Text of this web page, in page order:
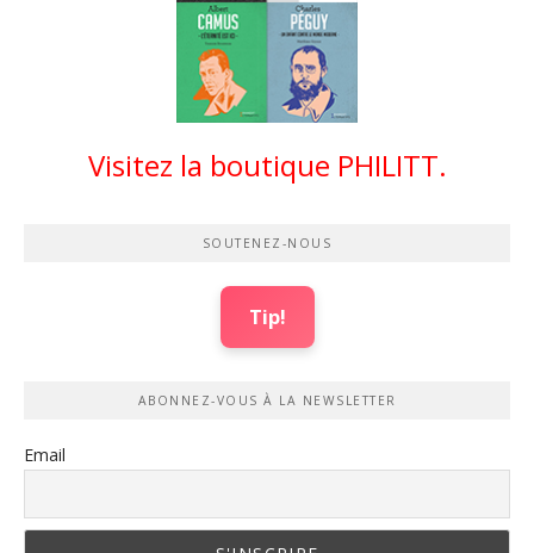
Visitez la boutique PHILITT.
SOUTENEZ-NOUS
Tip!
ABONNEZ-VOUS À LA NEWSLETTER
Email